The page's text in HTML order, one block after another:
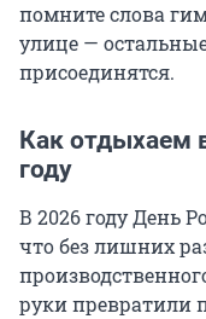
помните слова
улице —
присоединятся.
Как отдыхаем
году
В 2026 году День
что без лишних
руки превратили